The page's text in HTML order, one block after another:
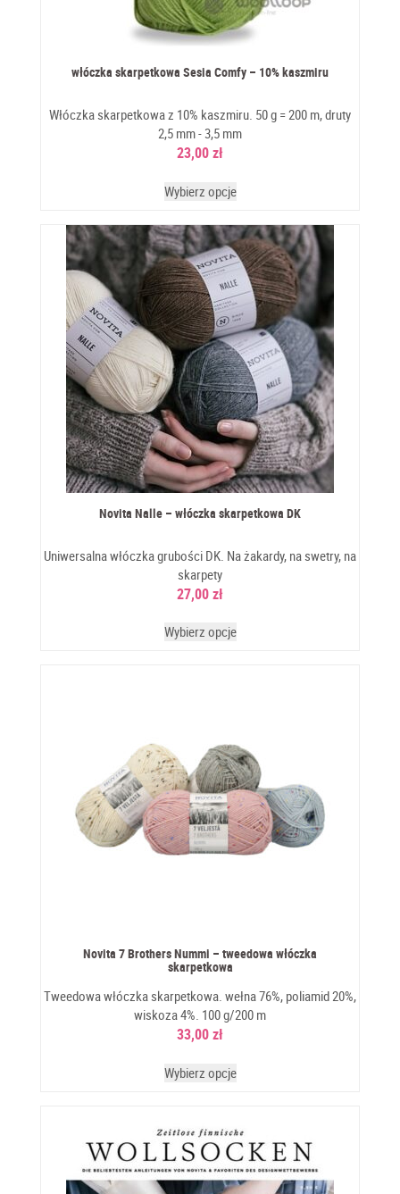
włóczka skarpetkowa Sesia Comfy – 10% kaszmiru
Włóczka skarpetkowa z 10% kaszmiru. 50 g = 200 m, druty
2,5 mm - 3,5 mm
23,00zł
Wybierz opcje
Novita Nalle – włóczka skarpetkowa DK
Uniwersalna włóczka grubości DK. Na żakardy, na swetry, na
skarpety
27,00zł
Wybierz opcje
Novita 7 Brothers Nummi – tweedowa włóczka
skarpetkowa
Tweedowa włóczka skarpetkowa. wełna 76%, poliamid 20%,
wiskoza 4%. 100 g/200 m
33,00zł
Wybierz opcje